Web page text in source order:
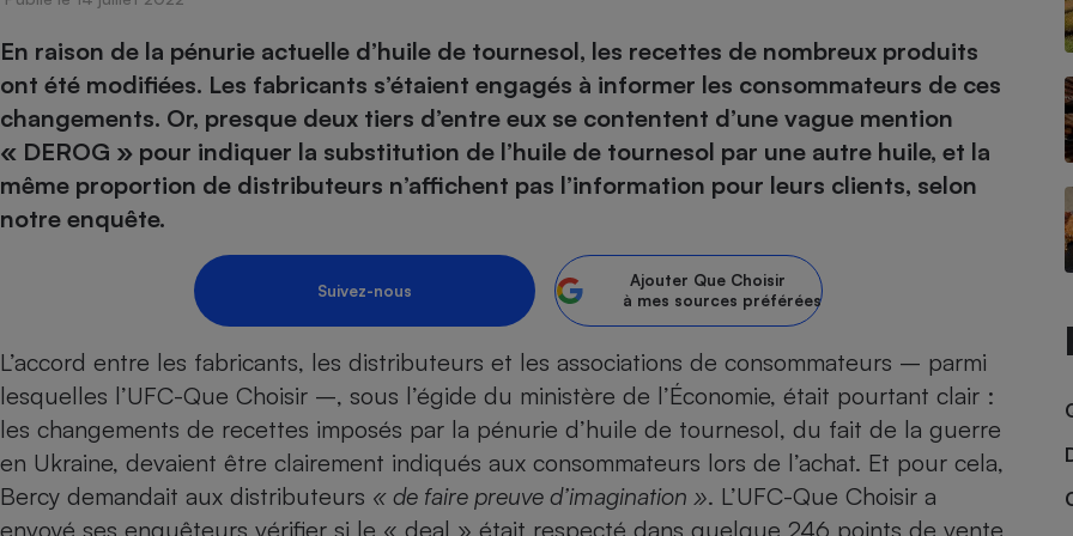
En raison de la pénurie actuelle d’huile de tournesol, les recettes de nombreux produits
ont été modifiées. Les fabricants s’étaient engagés à informer les consommateurs de ces
changements. Or, presque deux tiers d’entre eux se contentent d’une vague mention
« DEROG » pour indiquer la substitution de l’huile de tournesol par une autre huile, et la
même proportion de distributeurs n’affichent pas l’information pour leurs clients, selon
notre enquête.
Suivez-nous
Ajouter Que Choisir
à mes sources préférées
L’accord entre les fabricants, les distributeurs et les associations de consommateurs – parmi
lesquelles l’UFC-Que Choisir –, sous l’égide du ministère de l’Économie, était pourtant clair :
les changements de recettes imposés par la pénurie d’huile de tournesol, du fait de la guerre
en Ukraine, devaient être clairement indiqués aux consommateurs lors de l’achat. Et pour cela,
Bercy demandait aux distributeurs « de faire preuve d’imagination ». L’UFC-Que Choisir a
envoyé ses enquêteurs vérifier si le « deal » était respecté dans quelque 246 points de vente
Produit alimentaire
Sécurité - Hygiène
Supermarché - Drive
Circuits courts et
alimentation locale
Assurance
Banque - Crédit
Epargne - Fiscalité
Mutuelle Banque en ligne
Carburant
Circulation routière
Contrôle technique - Réparation
Pièce détachée
Comparateur auto
Comparatif sèche-linge
Comparatif réfrigérateur-congélateur
Comparatif hotte aspirante
Comparatif climatiseur mobile
Comparatif aspirateur balai
Comparatif aspirateur traîneau
Comparatif cafetière automatique
Comparatif robot cuiseur
Comparatif centrale vapeur
Panneaux
photovoltaïques
Comparatif smartphone
Comparatif casque audio
Comparatif imprimante multifonction
Comparatif ordinateur portable
Comparatif ultrabook
Comparatif tablette tactile
Image et son
Informatique
Crédit immobilier
Comparatif nettoyeur haute
Comparatif tondeuse robot
Comparatif radiateur électrique
Aménagement
Bricolage - Jardinage
Chauffage
Produit d'entretien
Sécurité domestique
Comparateur mutuelle
Comparateur des devis d’opticiens
Maladie - Médecine - Médicament
Système de santé - Complémentaire santé
Maison de retraite
Obsèques - Pompes
funèbres
Retraite
Puériculture - Produit
pour bébé
Choisir son fioul
Choisir son pellet
Comparateur assurance emprunteur
Energie Moins Chère Ensemble
Tous les comparateurs
Toutes les cartes interactives
Speedtest - Testez le débit de votre
connexion Internet
nous ?